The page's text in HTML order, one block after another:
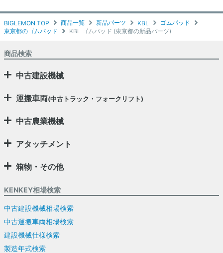
BIGLEMON TOP 商品一覧 新品パーツ KBL
ゴムパッド
東京都のゴムパッド
KBL ゴムパッド (東京都の新品パーツ)
商品検索
中古建設機械
運搬車両(中古トラック・フォークリフト)
中古農業機械
アタッチメント
箱物・その他
KENKEY相場検索
中古建設機械相場検索
中古運搬車両相場検索
建設機械仕様検索
製造年式検索